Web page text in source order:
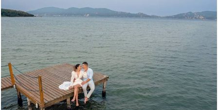
1683